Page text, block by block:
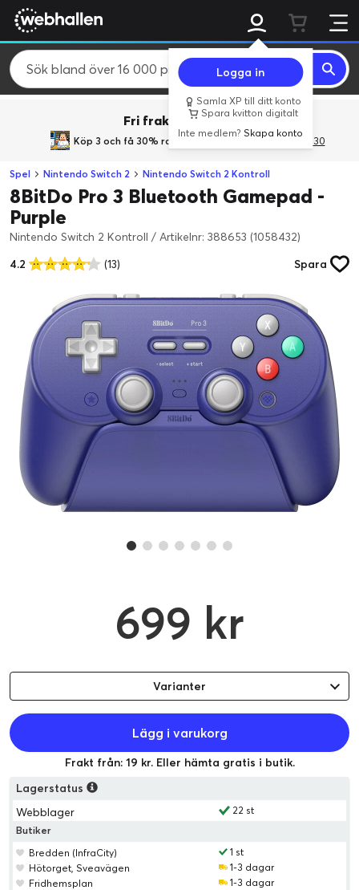
Logga in
Samla XP till ditt konto
Spara kvitton digitalt
Inte medlem?Skapa konto
Fri frakt över 800 kr.
Köp 3 och få 30% rabatt med rabattkoden 3Gives30
Spel Nintendo Switch 2 Nintendo Switch 2 Kontroll
8BitDo Pro 3 Bluetooth Gamepad -
Purple
Nintendo Switch 2 Kontroll / Artikelnr: 388653 (1058432)
4.2
(13) Spara
699 kr
Varianter
Lägg i varukorg
Frakt från: 19 kr. Eller hämta gratis i butik.
Lagerstatus
Webblager
22 st
Butiker
Bredden (InfraCity)
1 st
Hötorget, Sveavägen
1-3 dagar
Fridhemsplan
1-3 dagar